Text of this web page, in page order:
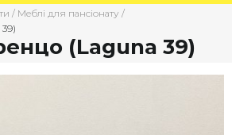
/ Меблі для пансіонату /
(Laguna 39)